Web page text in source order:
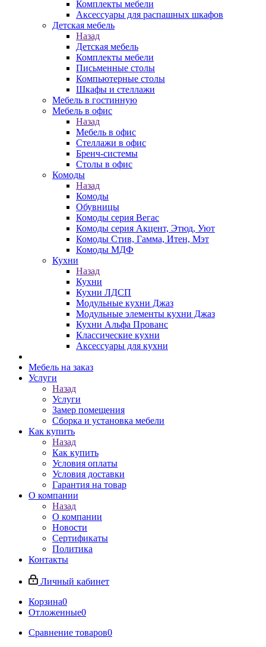
Комплекты мебели
Аксессуары для распашных шкафов
Детская мебель
Назад
Детская мебель
Комплекты мебели
Письменные столы
Компьютерные столы
Шкафы и стеллажи
Мебель в гостинную
Мебель в офис
Назад
Мебель в офис
Стеллажи в офис
Бренч-системы
Столы в офис
Комоды
Назад
Комоды
Обувницы
Комоды серия Вегас
Комоды серия Акцент, Этюд, Уют
Комоды Стив, Гамма, Итен, Мэт
Комоды МДФ
Кухни
Назад
Кухни
Кухни ЛДСП
Модульные кухни Джаз
Модульные элементы кухни Джаз
Кухни Альфа Прованс
Классические кухни
Аксессуары для кухни
Мебель на заказ
Услуги
Назад
Услуги
Замер помещения
Сборка и установка мебели
Как купить
Назад
Как купить
Условия оплаты
Условия доставки
Гарантия на товар
О компании
Назад
О компании
Новости
Сертификаты
Политика
Контакты
Личный кабинет
Корзина0
Отложенные0
Сравнение товаров0